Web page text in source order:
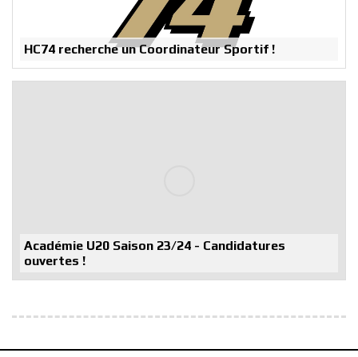
HC74 recherche un Coordinateur Sportif !
Académie U20 Saison 23/24 - Candidatures
ouvertes !